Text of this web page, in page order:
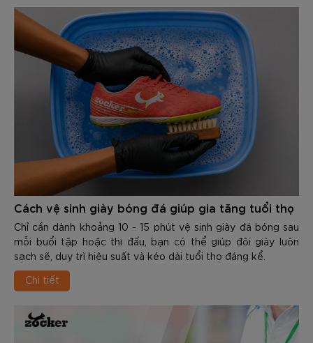
Cách vệ sinh giày bóng đá giúp gia tăng tuổi thọ
Chỉ cần dành khoảng 10 - 15 phút vệ sinh giày đá bóng sau
mỗi buổi tập hoặc thi đấu, bạn có thể giúp đôi giày luôn
sạch sẽ, duy trì hiệu suất và kéo dài tuổi thọ đáng kể.
Chi tiết